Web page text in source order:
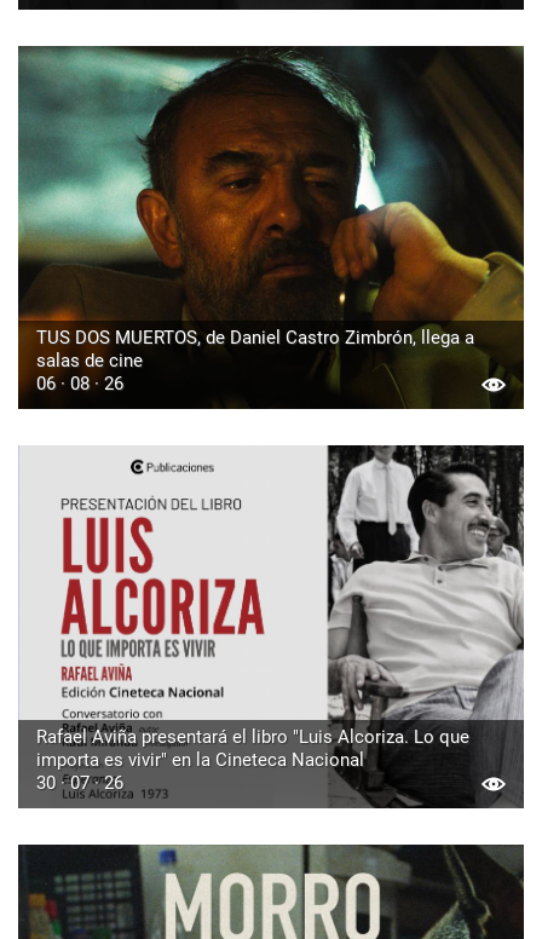
TUS DOS MUERTOS, de Daniel Castro Zimbrón, llega a
salas de cine
06 · 08 · 26
Rafael Aviña presentará el libro "Luis Alcoriza. Lo que
importa es vivir" en la Cineteca Nacional
30 · 07 · 26